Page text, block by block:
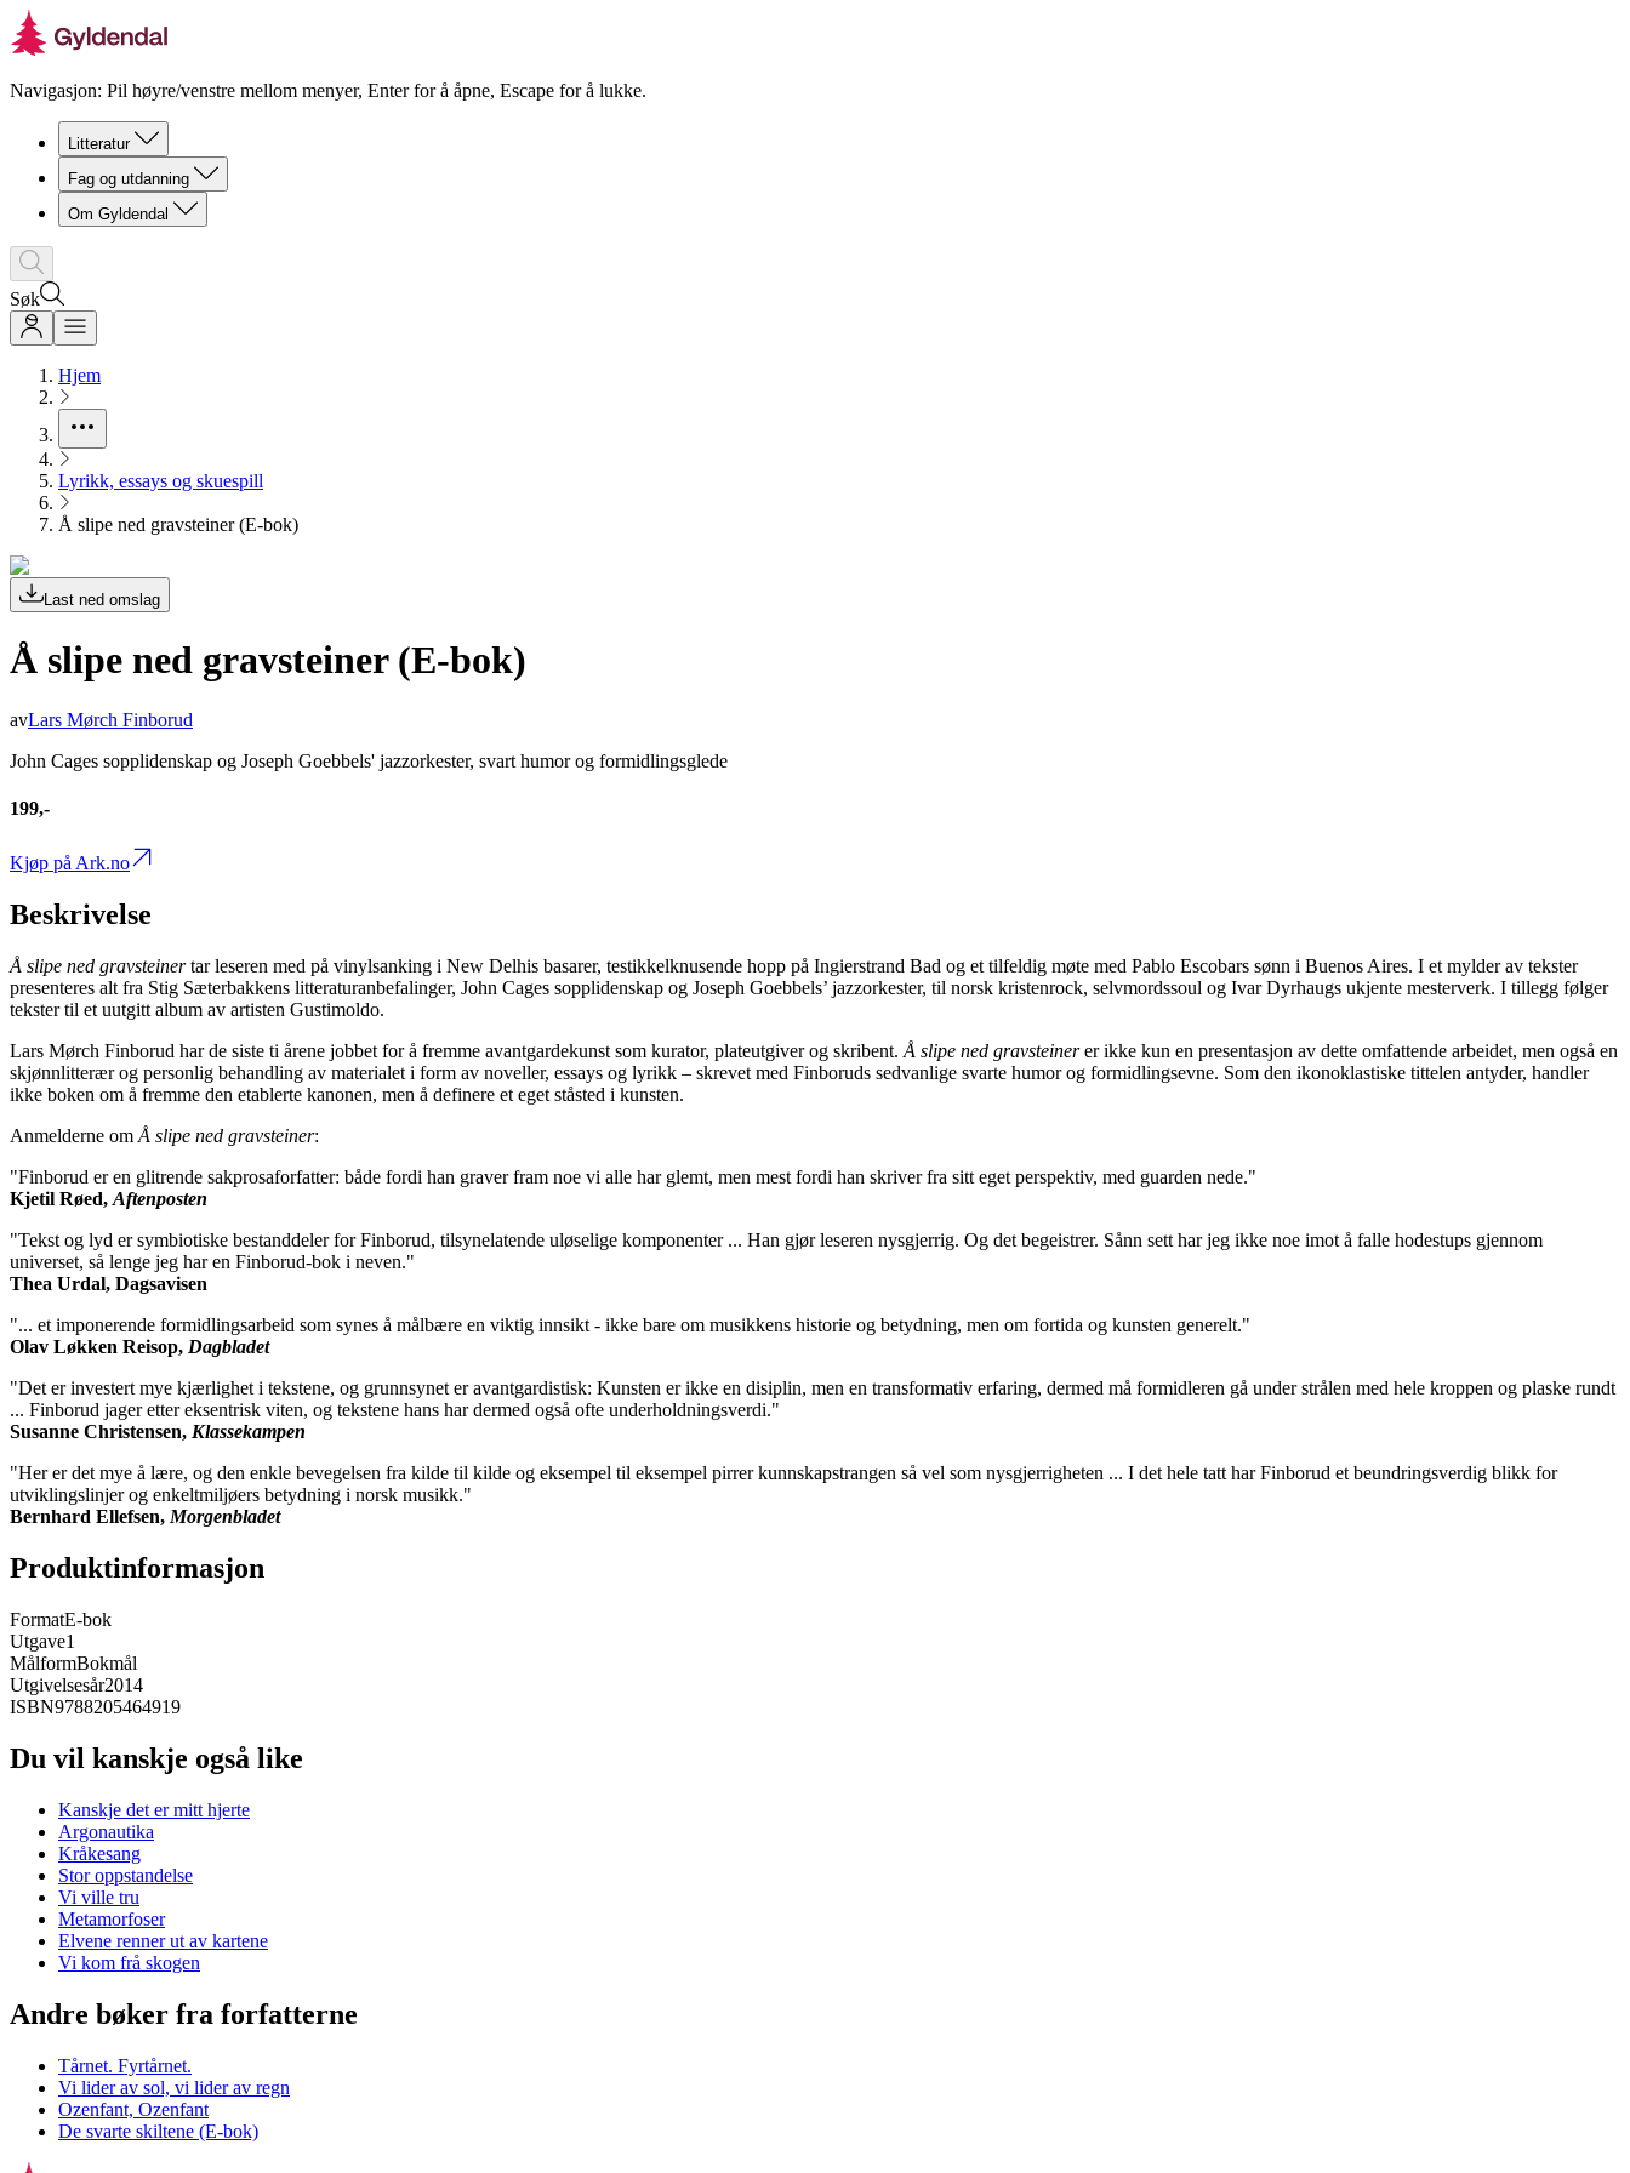
Navigasjon: Pil høyre/venstre mellom menyer, Enter for å åpne, Escape for å lukke.
Litteratur
Fag og utdanning
Om Gyldendal
Søk
Hjem
Lyrikk, essays og skuespill
Å slipe ned gravsteiner (E-bok)
Last ned omslag
Å slipe ned gravsteiner (E-bok)
avLars Mørch Finborud
John Cages sopplidenskap og Joseph Goebbels' jazzorkester, svart humor og formidlingsglede
199,-
Kjøp på Ark.no
Beskrivelse
Å slipe ned gravsteinertar leseren med på vinylsanking i New Delhis basarer, testikkelknusende hopp på Ingierstrand Bad og et tilfeldig møte med Pablo Escobars sønn i Buenos Aires. I et mylder av tekster
presenteres alt fra Stig Sæterbakkens litteraturanbefalinger, John Cages sopplidenskap og Joseph Goebbels’ jazzorkester, til norsk kristenrock, selvmordssoul og Ivar Dyrhaugs ukjente mesterverk. I tillegg følger
tekster til et uutgitt album av artisten Gustimoldo.
Lars Mørch Finborud har de siste ti årene jobbet for å fremme avantgardekunst som kurator, plateutgiver og skribent. Å slipe ned gravsteinerer ikke kun en presentasjon av dette omfattende arbeidet, men også en
skjønnlitterær og personlig behandling av materialet i form av noveller, essays og lyrikk – skrevet med Finboruds sedvanlige svarte humor og formidlingsevne. Som den ikonoklastiske tittelen antyder, handler
ikke boken om å fremme den etablerte kanonen, men å definere et eget ståsted i kunsten.
Anmelderne om Å slipe ned gravsteiner:
"Finborud er en glitrende sakprosaforfatter: både fordi han graver fram noe vi alle har glemt, men mest fordi han skriver fra sitt eget perspektiv, med guarden nede."
Kjetil Røed, Aftenposten
"Tekst og lyd er symbiotiske bestanddeler for Finborud, tilsynelatende uløselige komponenter ... Han gjør leseren nysgjerrig. Og det begeistrer. Sånn sett har jeg ikke noe imot å falle hodestups gjennom
universet, så lenge jeg har en Finborud-bok i neven."
Thea Urdal, Dagsavisen
"... et imponerende formidlingsarbeid som synes å målbære en viktig innsikt - ikke bare om musikkens historie og betydning, men om fortida og kunsten generelt."
Olav Løkken Reisop, Dagbladet
"Det er investert mye kjærlighet i tekstene, og grunnsynet er avantgardistisk: Kunsten er ikke en disiplin, men en transformativ erfaring, dermed må formidleren gå under strålen med hele kroppen og plaske rundt
... Finborud jager etter eksentrisk viten, og tekstene hans har dermed også ofte underholdningsverdi."
Susanne Christensen, Klassekampen
"Her er det mye å lære, og den enkle bevegelsen fra kilde til kilde og eksempel til eksempel pirrer kunnskapstrangen så vel som nysgjerrigheten ... I det hele tatt har Finborud et beundringsverdig blikk for
utviklingslinjer og enkeltmiljøers betydning i norsk musikk."
Bernhard Ellefsen, Morgenbladet
Produktinformasjon
FormatE-bok
Utgave1
MålformBokmål
Utgivelsesår2014
ISBN9788205464919
Du vil kanskje også like
Kanskje det er mitt hjerte
Argonautika
Kråkesang
Stor oppstandelse
Vi ville tru
Metamorfoser
Elvene renner ut av kartene
Vi kom frå skogen
Andre bøker fra forfatterne
Tårnet. Fyrtårnet.
Vi lider av sol, vi lider av regn
Ozenfant, Ozenfant
De svarte skiltene (E-bok)